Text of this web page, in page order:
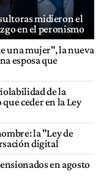
midieron el
en el peronismo
una mujer", la nueva
esposa que
de la
ceder en la Ley
la "Ley de
digital
en agosto